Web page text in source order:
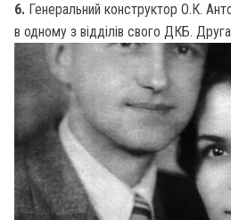
6. Генеральний конструктор О.К.
в одному з відділів свого ДКБ.